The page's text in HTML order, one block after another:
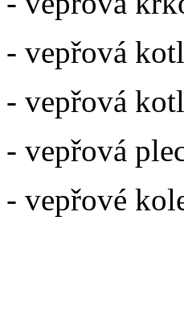
- vepřová
- vepřová
- vepřová
- vepřové